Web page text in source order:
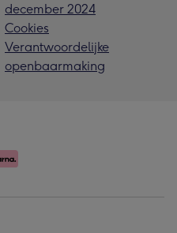
december 2024
Cookies
Verantwoordelijke
openbaarmaking